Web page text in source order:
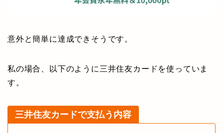
意外と簡単に達成できそうです。
私の場合、以下のように三井住友カードを使っていま
す。
三井住友カードで支払う内容